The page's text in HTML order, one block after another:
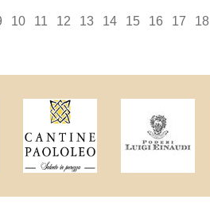
10 11 12 13 14 15 16 17 18